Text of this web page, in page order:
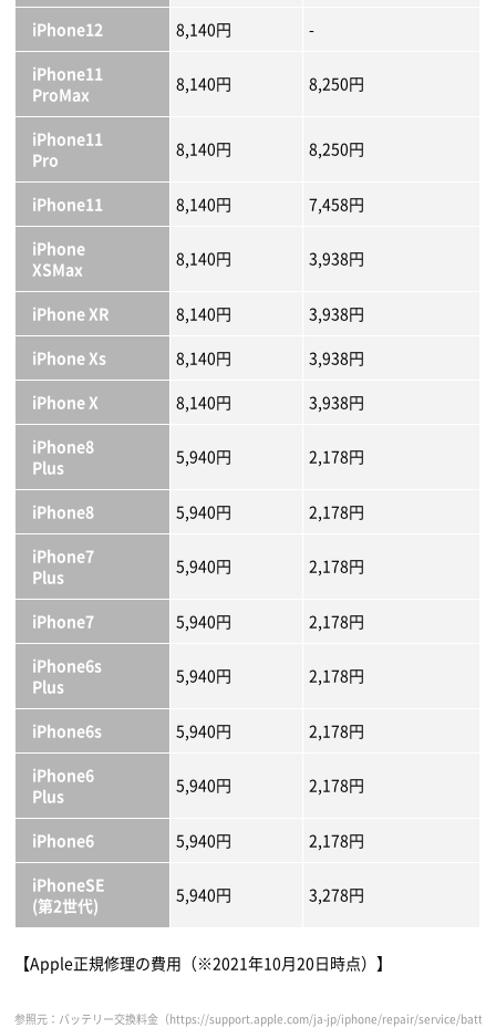
iPhone12 8,140円
-
iPhone11
ProMax
8,140円 8,250円
iPhone11
Pro
8,140円 8,250円
iPhone11 8,140円
7,458円
iPhone
XSMax
8,140円 3,938円
iPhone XR 8,140円
3,938円
iPhone Xs
8,140円
3,938円
iPhone X
8,140円
3,938円
iPhone8
Plus
5,940円 2,178円
iPhone8 5,940円
2,178円
iPhone7
Plus
5,940円 2,178円
iPhone7 5,940円
2,178円
iPhone6s
Plus
5,940円 2,178円
iPhone6s 5,940円
2,178円
iPhone6
Plus
5,940円 2,178円
iPhone6 5,940円
2,178円
iPhoneSE
(第2世代)
5,940円 3,278円
【Apple正規修理の費用（※2021年10月20日時点）】
参照元：バッテリー交換料金（https://support.apple.com/ja-jp/iphone/repair/service/